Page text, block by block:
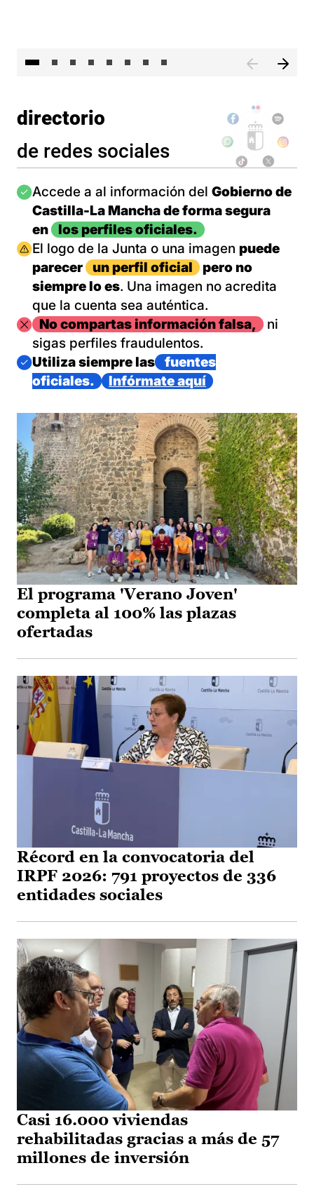
directorio
de redes sociales
Imagen
Accede a al información del Gobierno de
Castilla-La Mancha de forma segura
en
los perfiles oficiales.
Imagen
El logo de la Junta o una imagen puede
parecer
un perfil oficial
pero no
siempre lo es. Una imagen no acredita
que la cuenta sea auténtica.
ImagenNo compartas información falsa,
ni
sigas perfiles fraudulentos.
Imagen
Utiliza siempre las
fuentes
oficiales.
Infórmate aquí
El programa 'Verano Joven'
completa al 100% las plazas
ofertadas
Récord en la convocatoria del
IRPF 2026: 791 proyectos de 336
entidades sociales
Casi 16.000 viviendas
rehabilitadas gracias a más de 57
millones de inversión